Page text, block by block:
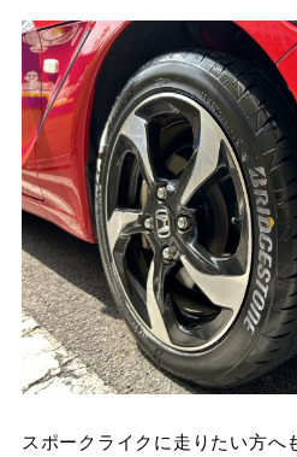
スポークライクに走りたい方へ